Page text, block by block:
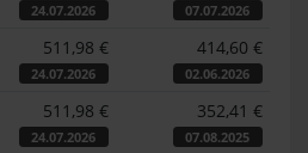
24.07.2026 07.07.2026
511,98 €
24.07.2026
414,60 €
02.06.2026
511,98 €
24.07.2026
352,41 €
07.08.2025